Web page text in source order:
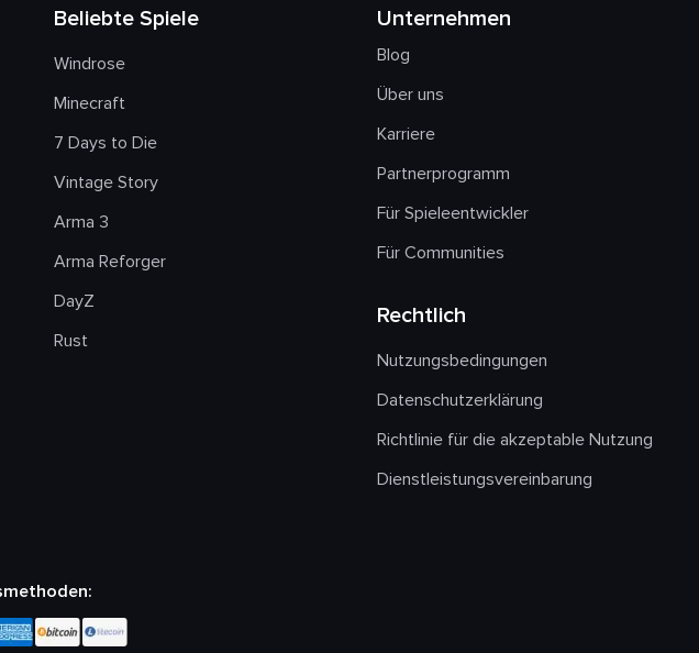
Beliebte Spiele
Windrose
Minecraft
7 Days to Die
Vintage Story
Arma 3
Arma Reforger
DayZ
Rust
Unternehmen
Blog
Über uns
Karriere
Partnerprogramm
Für Spieleentwickler
Für Communities
Rechtlich
Nutzungsbedingungen
Datenschutzerklärung
Richtlinie für die akzeptable Nutzung
Dienstleistungsvereinbarung